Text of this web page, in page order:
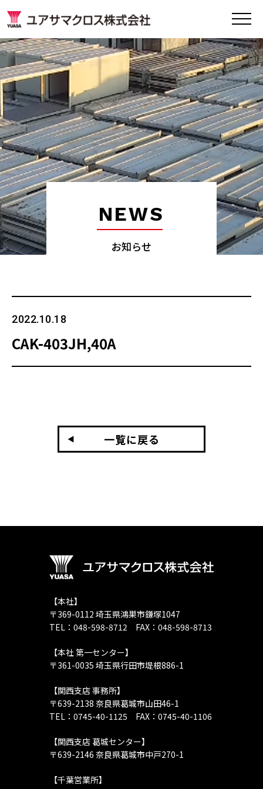
NEWS
お知らせ
2022.10.18
CAK-403JH,40A
一覧に戻る
【本社】
〒369-0112 埼玉県鴻巣市鎌塚1047
TEL：048-598-8712 FAX：048-598-8713
【本社 第一センター】
〒361-0035 埼玉県行田市堤根886-1
【関西支店 事務所】
〒639-2138 奈良県葛城市山田46-1
TEL：0745-40-1125 FAX：0745-40-1106
【関西支店 葛城センター】
〒639-2146 奈良県葛城市中戸270-1
【千葉営業所】